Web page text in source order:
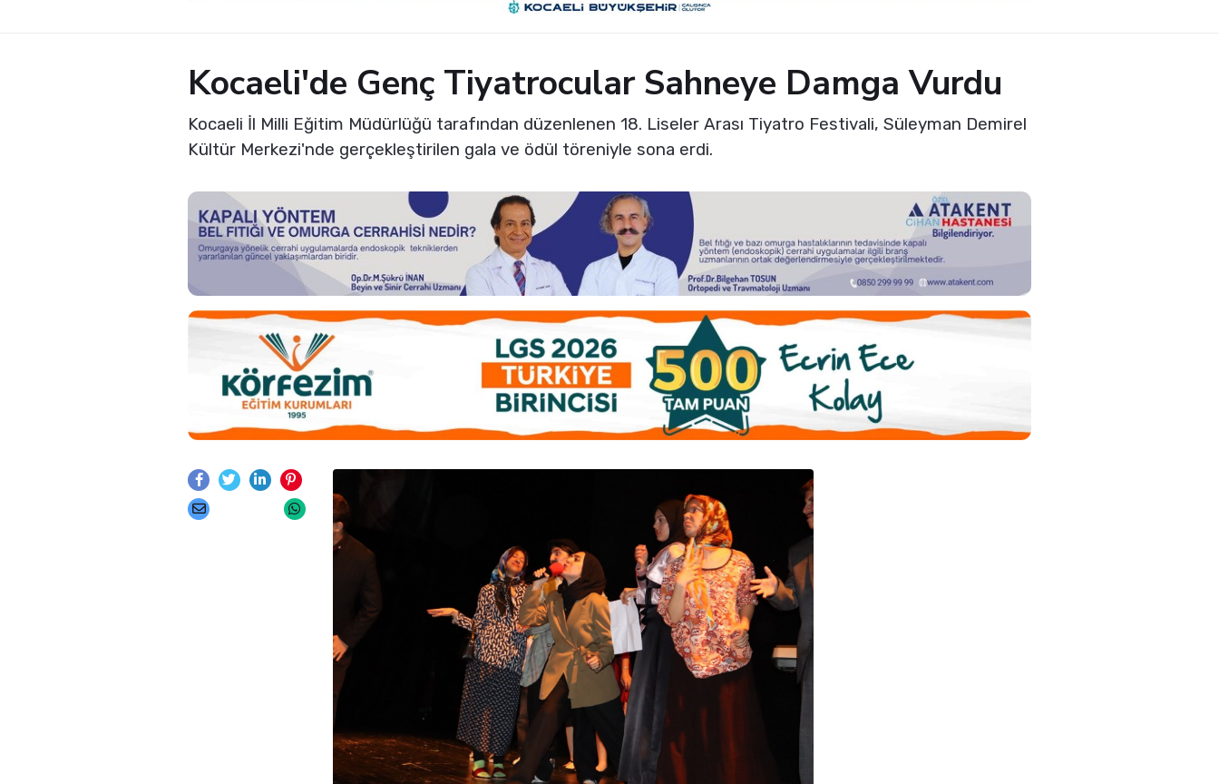
Kocaeli'de Genç Tiyatrocular Sahneye Damga Vurdu
Kocaeli İl Milli Eğitim Müdürlüğü tarafından düzenlenen 18. Liseler Arası Tiyatro Festivali, Süleyman Demirel
Kültür Merkezi'nde gerçekleştirilen gala ve ödül töreniyle sona erdi.